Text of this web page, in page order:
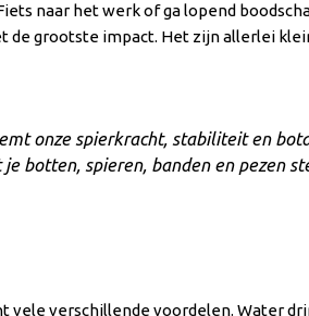
naar het werk of ga lopend
grootste impact. Het zijn allerlei
onze spierkracht, stabiliteit en
botten, spieren, banden en pezen
verschillende voordelen. Water